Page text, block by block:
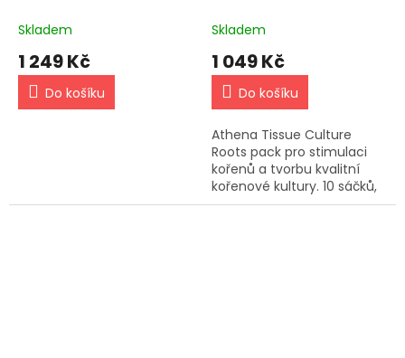
Skladem
1 249 Kč
Do košíku
Skladem
1 049 Kč
Do košíku
Athena Tissue Culture
Roots pack pro stimulaci
kořenů a tvorbu kvalitní
kořenové kultury. 10 sáčků,
jednoduché použití, čistý